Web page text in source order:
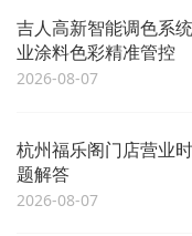
吉人高新智能调色系
业涂料色彩精准管控
2026-08-07
杭州福乐阁门店营业
题解答
2026-08-07